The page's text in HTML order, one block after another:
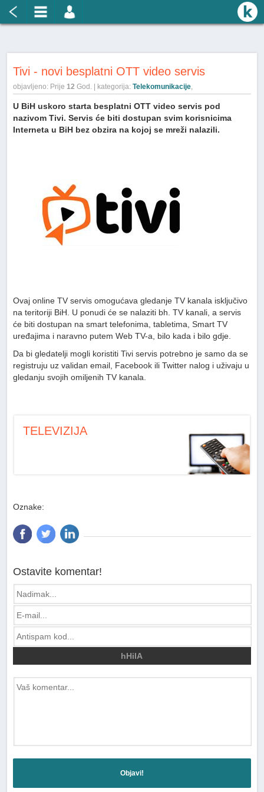
Tivi - novi besplatni OTT video servis
objavljeno: Prije12 God. | kategorija:Telekomunikacije,
U BiH uskoro starta besplatni OTT video servis pod
nazivom Tivi. Servis će biti dostupan svim korisnicima
Interneta u BiH bez obzira na kojoj se mreži nalazili.
Ovaj online TV servis omogućava gledanje TV kanala isključivo
na teritoriji BiH. U ponudi će se nalaziti bh. TV kanali, a servis
će biti dostupan na smart telefonima, tabletima, Smart TV
uređajima i naravno putem Web TV-a, bilo kada i bilo gdje.
Da bi gledatelji mogli koristiti Tivi servis potrebno je samo da se
registruju uz validan email, Facebook ili Twitter nalog i uživaju u
gledanju svojih omiljenih TV kanala.
TELEVIZIJA
Oznake:
Ostavite komentar!
hHiIA
Objavi!